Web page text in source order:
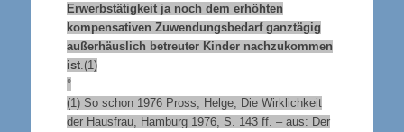
Erwerbstätigkeit ja noch dem erhöhten
kompensativen Zuwendungsbedarf ganztägig
außerhäuslich betreuter Kinder nachzukommen
ist.(1)
°
(1) So schon 1976 Pross, Helge, Die Wirklichkeit
der Hausfrau, Hamburg 1976, S. 143 ff. – aus: Der